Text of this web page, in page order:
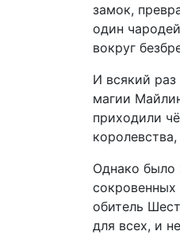
замок,
один
вокруг
И всякий
магии
приходили
Однако было
сокровенных
обитель
для всех, и